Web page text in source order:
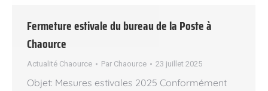
Fermeture estivale du bureau de la Poste à
Chaource
Actualité Chaource Par Chaource 23 juillet 2025
Objet: Mesures estivales 2025 Conformément